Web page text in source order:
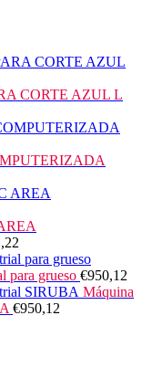
CORTE AZUL L
para grueso €950,12
Máquina
€950,12